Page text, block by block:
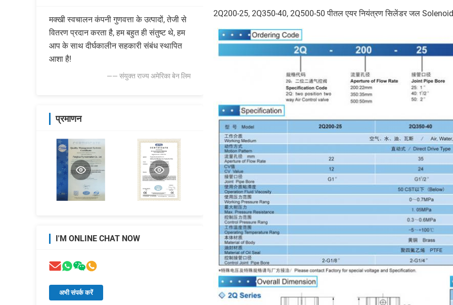
मक्खी स्वचालन कंपनी गुणवत्ता के उत्पादों, तेजी से
वितरण प्रदान करता है, हम बहुत ही संतुष्ट थे, हम
आप के साथ दीर्घकालीन सहकारी संबंध स्थापित
आशा है!
—— संयुक्त राज्य अमेरिका बेन लिम
प्रमाणन
I'M ONLINE CHAT NOW
अभी संपर्क करें
2Q200-25, 2Q350-40, 2Q500-50 पीतल एयर नियंत्रण सिलेंडर जल